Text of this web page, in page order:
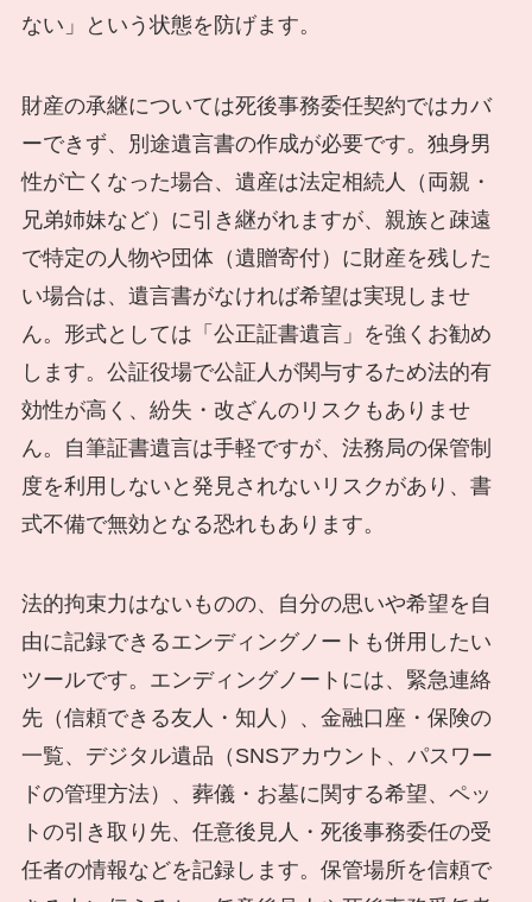
ない」という状態を防げます。
財産の承継については死後事務委任契約ではカバ
ーできず、別途遺言書の作成が必要です。独身男
性が亡くなった場合、遺産は法定相続人（両親・
兄弟姉妹など）に引き継がれますが、親族と疎遠
で特定の人物や団体（遺贈寄付）に財産を残した
い場合は、遺言書がなければ希望は実現しませ
ん。形式としては「公正証書遺言」を強くお勧め
します。公証役場で公証人が関与するため法的有
効性が高く、紛失・改ざんのリスクもありませ
ん。自筆証書遺言は手軽ですが、法務局の保管制
度を利用しないと発見されないリスクがあり、書
式不備で無効となる恐れもあります。
法的拘束力はないものの、自分の思いや希望を自
由に記録できるエンディングノートも併用したい
ツールです。エンディングノートには、緊急連絡
先（信頼できる友人・知人）、金融口座・保険の
一覧、デジタル遺品（SNSアカウント、パスワー
ドの管理方法）、葬儀・お墓に関する希望、ペッ
トの引き取り先、任意後見人・死後事務委任の受
任者の情報などを記録します。保管場所を信頼で